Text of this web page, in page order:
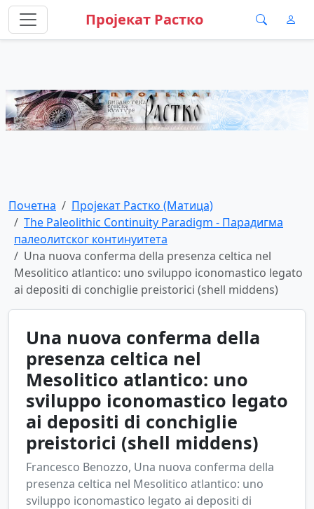
Пројекат Растко
Почетна
Пројекат Растко (Матица)
The Paleolithic Continuity Paradigm - Парадигма
палеолитског континуитета
Una nuova conferma della presenza celtica nel
Mesolitico atlantico: uno sviluppo iconomastico legato
ai depositi di conchiglie preistorici (shell middens)
Una nuova conferma della
presenza celtica nel
Mesolitico atlantico: uno
sviluppo iconomastico legato
ai depositi di conchiglie
preistorici (shell middens)
Francesco Benozzo, Una nuova conferma della
presenza celtica nel Mesolitico atlantico: uno
sviluppo iconomastico legato ai depositi di